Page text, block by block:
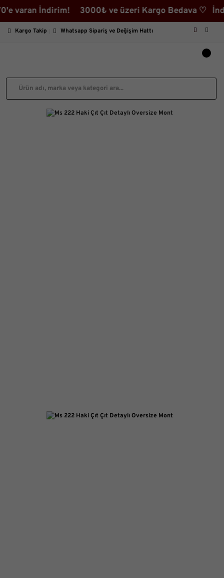
İndirim! 3000₺ ve üzeri Kargo Bedava ♡
Kargo Takip Whatsapp Sipariş ve Değişim Hattı